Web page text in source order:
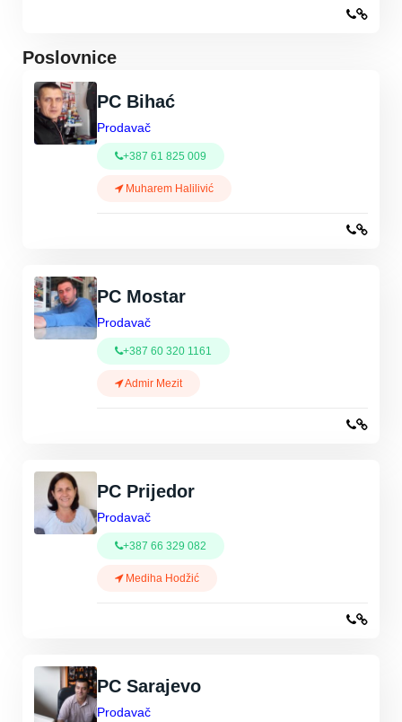
Poslovnice
PC Bihać
Prodavač
+387 61 825 009
Muharem Halilivić
PC Mostar
Prodavač
+387 60 320 1161
Admir Mezit
PC Prijedor
Prodavač
+387 66 329 082
Mediha Hodžić
PC Sarajevo
Prodavač